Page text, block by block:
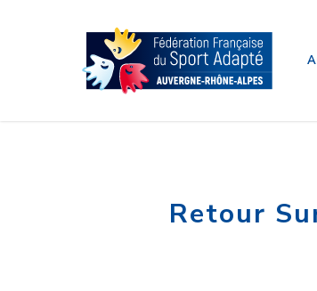
Retour